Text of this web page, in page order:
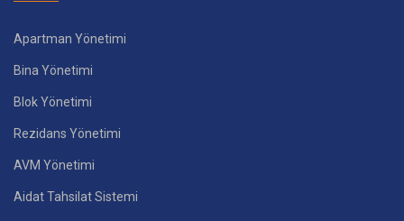
Apartman Yönetimi
Bina Yönetimi
Blok Yönetimi
Rezidans Yönetimi
AVM Yönetimi
Aidat Tahsilat Sistemi